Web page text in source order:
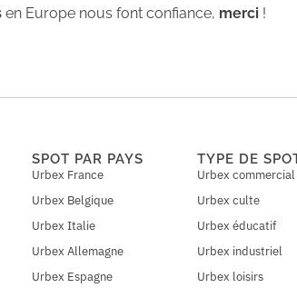
en Europe nous font confiance, merci !
SPOT PAR PAYS
Urbex France
Urbex Belgique
Urbex Italie
Urbex Allemagne
Urbex Espagne
TYPE DE
Urbex commercial
Urbex culte
Urbex éducatif
Urbex industriel
Urbex loisirs